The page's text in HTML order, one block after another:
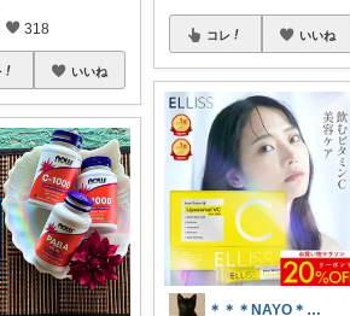
318
いいね
コレ いいね
＊＊＊NAYO＊＊＊